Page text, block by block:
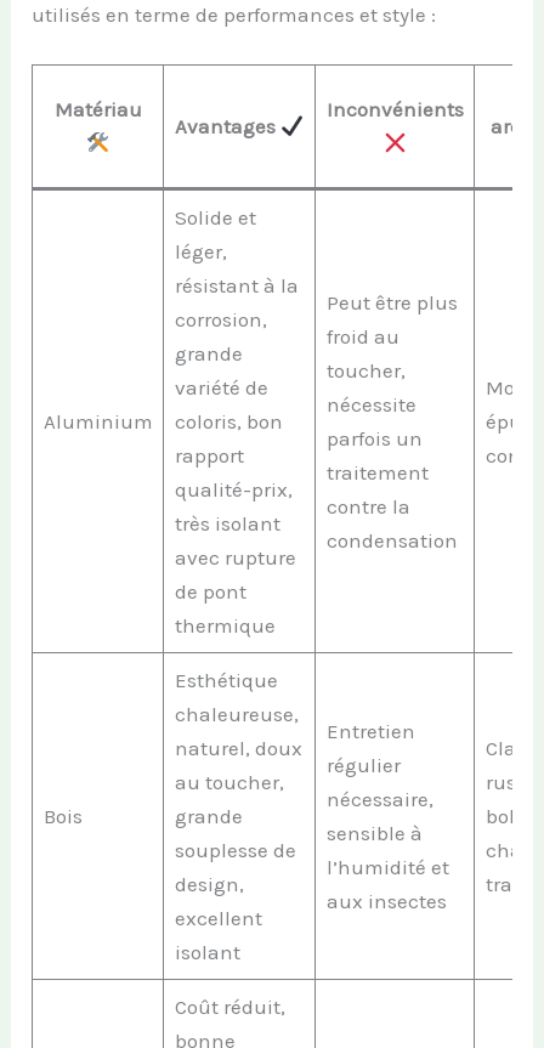
utilisés en terme de performances et style :
Matériau
Avantages
Inconvénients
Aluminium
Solide et
léger,
résistant à la
corrosion,
grande
variété de
coloris, bon
rapport
qualité-prix,
très isolant
avec rupture
de pont
thermique
Peut être plus
froid au
toucher,
nécessite
parfois un
traitement
contre la
condensation
épuré,
Bois
Esthétique
chaleureuse,
naturel, doux
au toucher,
grande
souplesse de
design,
excellent
isolant
Entretien
régulier
nécessaire,
sensible à
l’humidité et
aux insectes
Coût réduit,
bonne